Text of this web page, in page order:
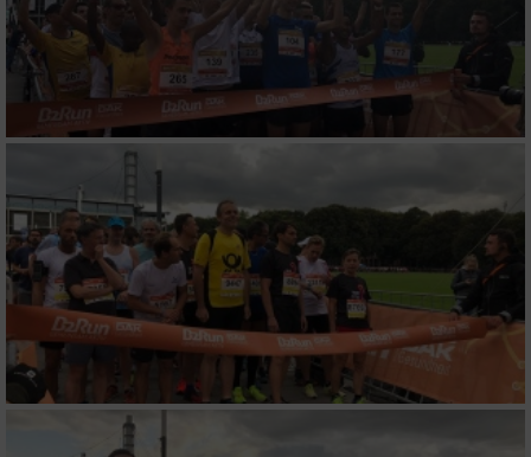
Performance
Funktional